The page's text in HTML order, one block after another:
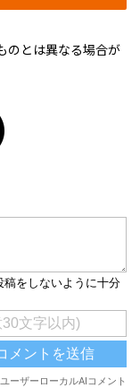
のとは異なる場合が